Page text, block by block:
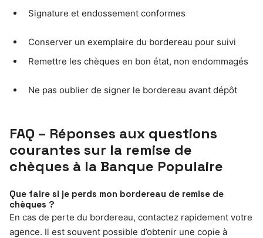
Signature et endossement conformes
Conserver un exemplaire du bordereau pour suivi
Remettre les chèques en bon état, non endommagés
Ne pas oublier de signer le bordereau avant dépôt
FAQ – Réponses aux questions
courantes sur la remise de
chèques à la Banque Populaire
Que faire si je perds mon bordereau de remise de
chèques ?
En cas de perte du bordereau, contactez rapidement votre
agence. Il est souvent possible d’obtenir une copie à